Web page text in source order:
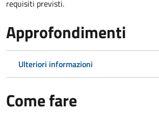
requisiti previsti.
Approfondimenti
Ulteriori informazioni
Come fare